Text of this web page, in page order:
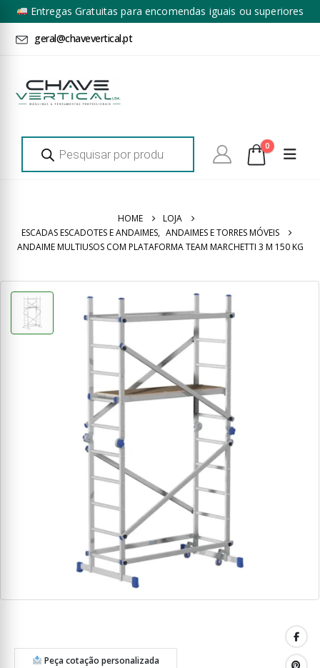
Entregas Gratuitas para encomendas iguais ou superiores
a 100€ + IVA*
geral@chavevertical.pt
Products
search 0
HOME
LOJA
ESCADAS ESCADOTES E ANDAIMES, ANDAIMES E TORRES MÓVEIS
ANDAIME MULTIUSOS COM PLATAFORMA TEAM MARCHETTI 3 M 150 KG
Peça cotação personalizada